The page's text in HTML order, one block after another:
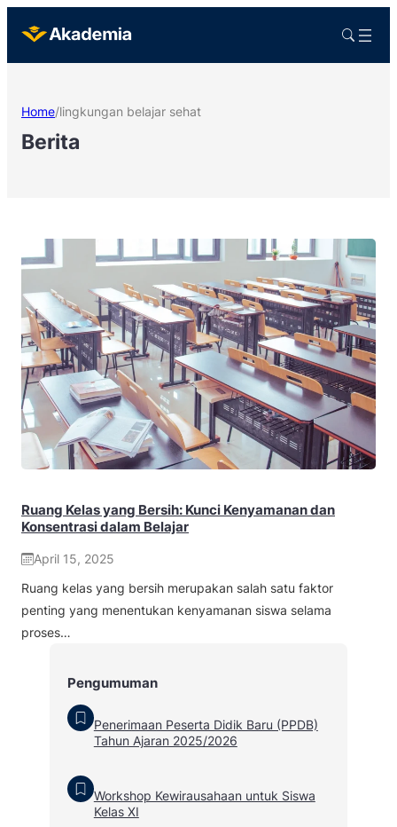
Home/lingkungan belajar sehat
Berita
Ruang Kelas yang Bersih: Kunci Kenyamanan dan
Konsentrasi dalam Belajar
April 15, 2025
Ruang kelas yang bersih merupakan salah satu faktor
penting yang menentukan kenyamanan siswa selama
proses…
Pengumuman
Penerimaan Peserta Didik Baru (PPDB)
Tahun Ajaran 2025/2026
Workshop Kewirausahaan untuk Siswa
Kelas XI